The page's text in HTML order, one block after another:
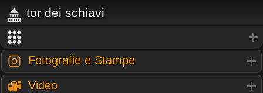
tor dei schiavi
Fotografie e Stampe
Video